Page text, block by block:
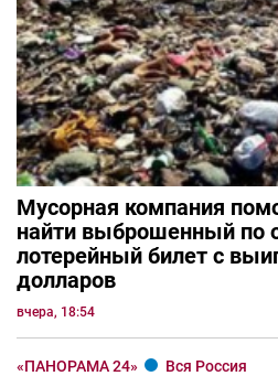
Мусорная компания
найти выброшенный по
лотерейный билет с
долларов
вчера, 18:54
«ПАНОРАМА 24» Вся Россия